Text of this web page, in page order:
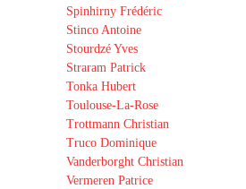
Spinhirny Frédéric
Stinco Antoine
Stourdzé Yves
Straram Patrick
Tonka Hubert
Toulouse-La-Rose
Trottmann Christian
Truco Dominique
Vanderborght Christian
Vermeren Patrice